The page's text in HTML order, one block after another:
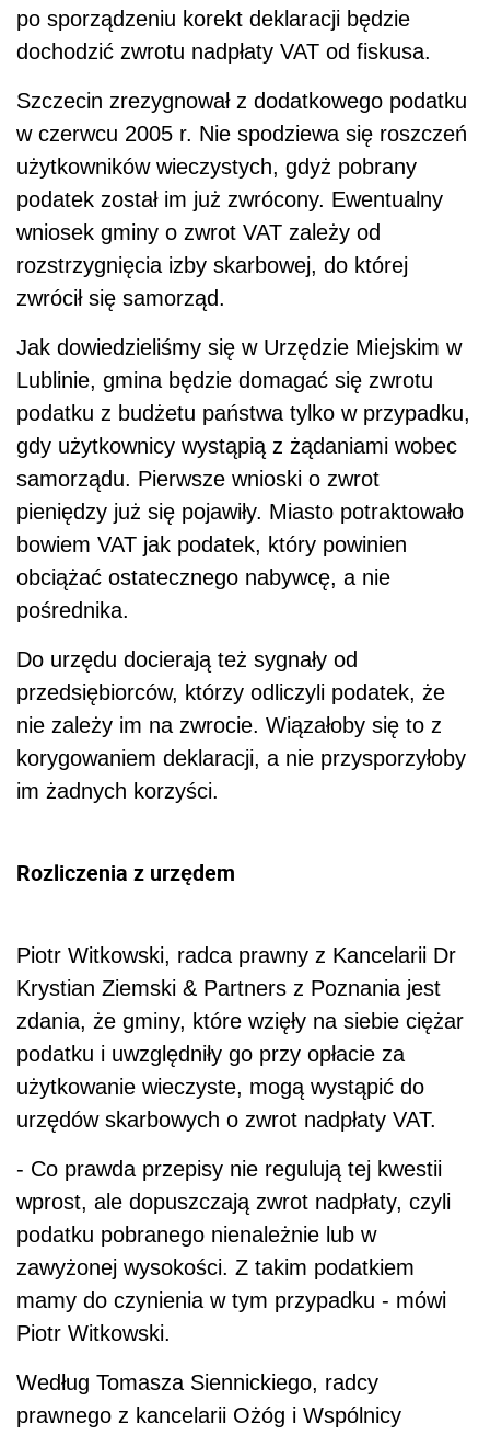
po sporządzeniu korekt deklaracji będzie
dochodzić zwrotu nadpłaty VAT od fiskusa.
Szczecin zrezygnował z dodatkowego podatku
w czerwcu 2005 r. Nie spodziewa się roszczeń
użytkowników wieczystych, gdyż pobrany
podatek został im już zwrócony. Ewentualny
wniosek gminy o zwrot VAT zależy od
rozstrzygnięcia izby skarbowej, do której
zwrócił się samorząd.
Jak dowiedzieliśmy się w Urzędzie Miejskim w
Lublinie, gmina będzie domagać się zwrotu
podatku z budżetu państwa tylko w przypadku,
gdy użytkownicy wystąpią z żądaniami wobec
samorządu. Pierwsze wnioski o zwrot
pieniędzy już się pojawiły. Miasto potraktowało
bowiem VAT jak podatek, który powinien
obciążać ostatecznego nabywcę, a nie
pośrednika.
Do urzędu docierają też sygnały od
przedsiębiorców, którzy odliczyli podatek, że
nie zależy im na zwrocie. Wiązałoby się to z
korygowaniem deklaracji, a nie przysporzyłoby
im żadnych korzyści.
Rozliczenia z urzędem
Piotr Witkowski, radca prawny z Kancelarii Dr
Krystian Ziemski & Partners z Poznania jest
zdania, że gminy, które wzięły na siebie ciężar
podatku i uwzględniły go przy opłacie za
użytkowanie wieczyste, mogą wystąpić do
urzędów skarbowych o zwrot nadpłaty VAT.
- Co prawda przepisy nie regulują tej kwestii
wprost, ale dopuszczają zwrot nadpłaty, czyli
podatku pobranego nienależnie lub w
zawyżonej wysokości. Z takim podatkiem
mamy do czynienia w tym przypadku - mówi
Piotr Witkowski.
Według Tomasza Siennickiego, radcy
prawnego z kancelarii Ożóg i Wspólnicy